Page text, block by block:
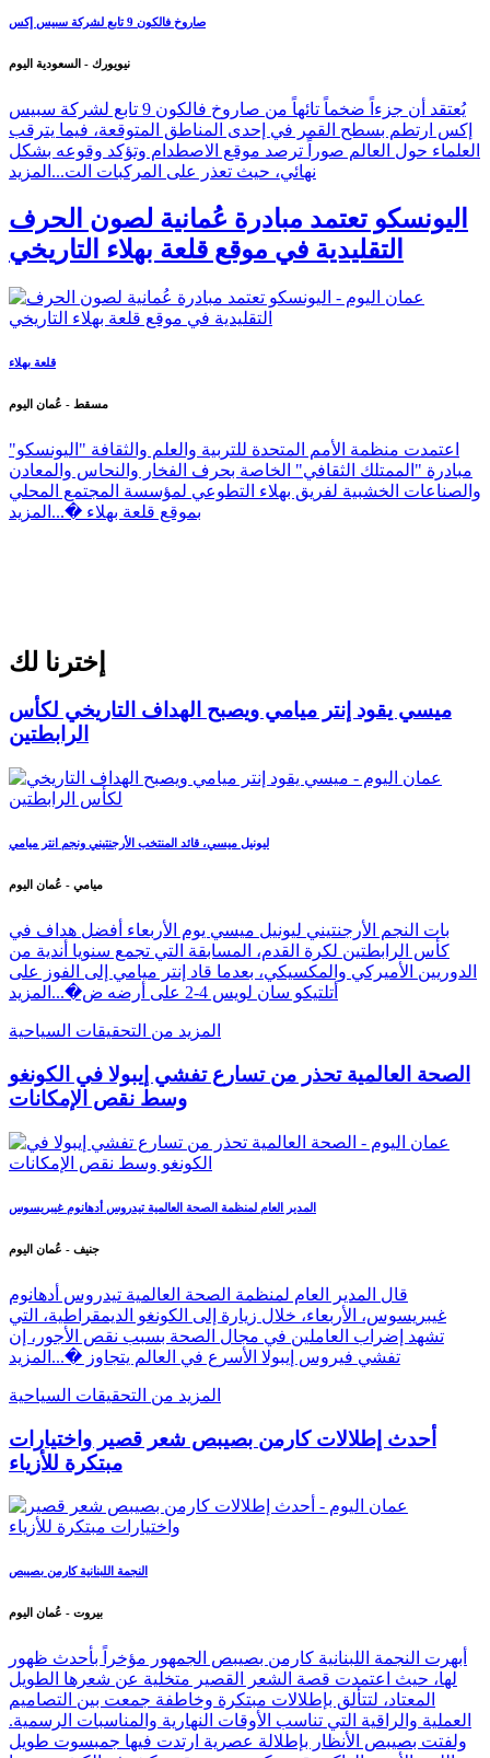
صاروخ فالكون 9 تابع لشركة سبيس إكس
نيويورك - السعودية اليوم
يُعتقد أن جزءاً ضخماً تائهاً من صاروخ فالكون 9 تابع لشركة سبيس
إكس ارتطم بسطح القمر في إحدى المناطق المتوقعة، فيما يترقب
العلماء حول العالم صوراً ترصد موقع الاصطدام وتؤكد وقوعه بشكل
نهائي، حيث تعذر على المركبات الت... المزيد
اليونسكو تعتمد مبادرة عُمانية لصون الحرف
التقليدية في موقع قلعة بهلاء التاريخي
قلعة بهلاء
مسقط - عُمان اليوم
اعتمدت منظمة الأمم المتحدة للتربية والعلم والثقافة "اليونسكو"
مبادرة "الممتلك الثقافي" الخاصة بحرف الفخار والنحاس والمعادن
والصناعات الخشبية لفريق بهلاء التطوعي لمؤسسة المجتمع المحلي
بموقع قلعة بهلاء �... المزيد
إخترنا لك
ميسي يقود إنتر ميامي ويصبح الهداف التاريخي لكأس
الرابطتين
ليونيل ميسي، قائد المنتخب الأرجنتيني ونجم انتر ميامي
ميامي - عُمان اليوم
بات النجم الأرجنتيني ليونيل ميسي يوم الأربعاء أفضل هداف في
كأس الرابطتين لكرة القدم، المسابقة التي تجمع سنويا أندية من
الدوريين الأميركي والمكسيكي، بعدما قاد إنتر ميامي إلى الفوز على
أتلتيكو سان لويس 4-2 على أرضه ض�...
المزيد
المزيد من التحقيقات السياحية
الصحة العالمية تحذر من تسارع تفشي إيبولا في الكونغو
وسط نقص الإمكانات
المدير العام لمنظمة الصحة العالمية تيدروس أدهانوم غيبريسوس
جنيف - عُمان اليوم
قال المدير العام لمنظمة الصحة العالمية تيدروس أدهانوم
غيبريسوس، الأربعاء، خلال زيارة إلى الكونغو الديمقراطية، التي
تشهد إضراب العاملين في مجال الصحة بسبب نقص الأجور، إن
تفشي فيروس إيبولا الأسرع في العالم يتجاوز �... المزيد
المزيد من التحقيقات السياحية
أحدث إطلالات كارمن بصيبص شعر قصير واختيارات
مبتكرة للأزياء
النجمة اللبنانية كارمن بصيبص
بيروت - عُمان اليوم
أبهرت النجمة اللبنانية كارمن بصيبص الجمهور مؤخراً بأحدث ظهور
لها، حيث اعتمدت قصة الشعر القصير متخلية عن شعرها الطويل
المعتاد، لتتألق بإطلالات مبتكرة وخاطفة جمعت بين التصاميم
العملية والراقية التي تناسب الأوقات النهارية والمناسبات الرسمية.
ولفتت بصيبص الأنظار بإطلالة عصرية ارتدت فيها جمبسوت طويل